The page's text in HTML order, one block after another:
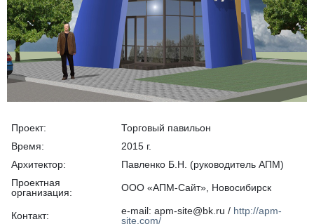
Проект:
Торговый павильон
Время:
2015 г.
Архитектор:
Павленко Б.Н. (руководитель АПМ)
Проектная
организация:
ООО «АПМ-Сайт», Новосибирск
Контакт: e-mail: apm-site@bk.ru / http://apm-
site.com/